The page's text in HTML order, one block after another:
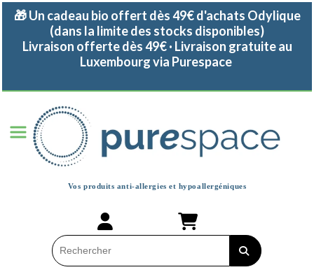
🎁 Un cadeau bio offert dès 49€ d'achats Odylique
(dans la limite des stocks disponibles)
Livraison offerte dès 49€ · Livraison gratuite au
Luxembourg via Purespace
Vos produits anti-allergies et hypoallergéniques
Panneau de gestion des cookies